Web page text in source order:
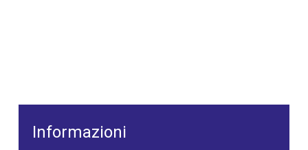
Informazioni